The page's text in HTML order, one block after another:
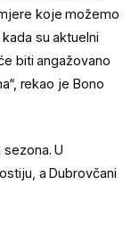
koje možemo
su aktuelni
biti angažovano
rekao je Bono
U
a Dubrovčani